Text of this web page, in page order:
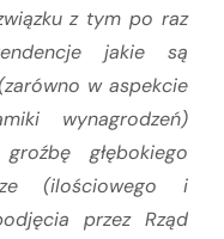
z tym po raz
jakie są
w aspekcie
wynagrodzeń)
głębokiego
(ilościowego i
przez Rząd